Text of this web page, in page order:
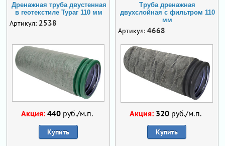
Дренажная труба двустенная
в геотекстиле Typar 110 мм
Артикул: 2538
Акция: 440 руб./м.п.
Купить
Труба дренажная
двухслойная с фильтром 110
мм
Артикул: 4668
Акция: 320 руб./м.п.
Купить